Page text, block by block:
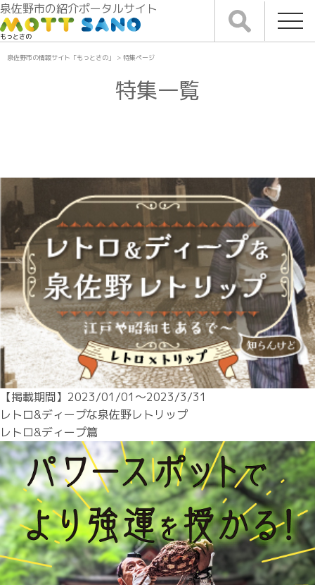
泉佐野市の紹介ポータルサイト
もっとさの
泉佐野市の情報サイト「もっとさの」 > 特集ページ
特集一覧
【掲載期間】2023/01/01〜2023/3/31
レトロ&ディープな泉佐野レトリップ
レトロ&ディープ篇